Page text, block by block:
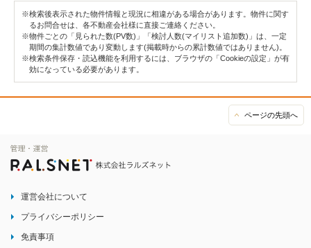
※検索後表示された物件情報と現況に相違がある場合があります。物件に関す
るお問合せは、各不動産会社様に直接ご連絡ください。
※物件ごとの「見られた数(PV数)」「検討人数(マイリスト追加数)」は、一定
期間の集計数値であり変動します(掲載時からの累計数値ではありません)。
※検索条件保存・読込機能を利用するには、ブラウザの「Cookieの設定」が有
効になっている必要があります。
ページの先頭へ
運営会社について
プライバシーポリシー
免責事項